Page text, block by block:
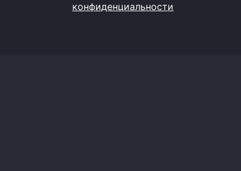
конфиденциальности